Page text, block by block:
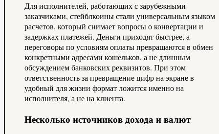
Для исполнителей, работающих с зарубежными
заказчиками, стейблкоины стали универсальным языком
расчетов, который снимает вопросы о конвертации и
задержках платежей. Деньги приходят быстрее, а
переговоры по условиям оплаты превращаются в обмен
конкретными адресами кошельков, а не длинным
обсуждением банковских реквизитов. При этом
ответственность за превращение цифр на экране в
удобный для жизни формат ложится именно на
исполнителя, а не на клиента.
Несколько источников дохода и валют